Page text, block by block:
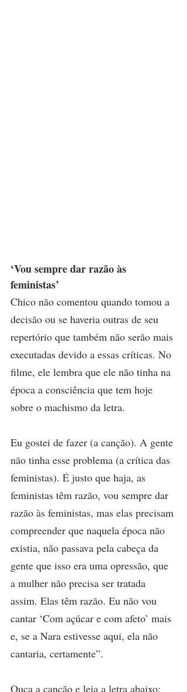
‘Vou sempre dar razão às
feministas’
Chico não comentou quando tomou a
decisão ou se haveria outras de seu
repertório que também não serão mais
executadas devido a essas críticas. No
filme, ele lembra que ele não tinha na
época a consciência que tem hoje
sobre o machismo da letra.
Eu gostei de fazer (a canção). A gente
não tinha esse problema (a crítica das
feministas). É justo que haja, as
feministas têm razão, vou sempre dar
razão às feministas, mas elas precisam
compreender que naquela época não
existia, não passava pela cabeça da
gente que isso era uma opressão, que
a mulher não precisa ser tratada
assim. Elas têm razão. Eu não vou
cantar ‘Com açúcar e com afeto’ mais
e, se a Nara estivesse aqui, ela não
cantaria, certamente”.
Ouça a canção e leia a letra abaixo: